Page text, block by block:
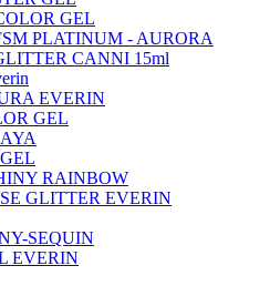
GEL
PLATINUM - AURORA
CANNI 15ml
EVERIN
GEL
RAINBOW
GLITTER EVERIN
SEQUIN
EVERIN